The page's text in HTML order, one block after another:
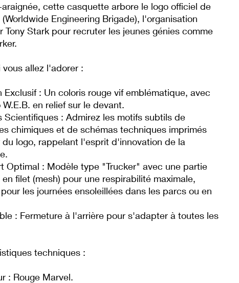
araignée, cette casquette arbore le logo officiel de
(Worldwide Engineering Brigade), l'organisation
Tony Stark pour recruter les jeunes génies comme
vous allez l'adorer :
Exclusif : Un coloris rouge vif emblématique, avec
W.E.B. en relief sur le devant.
Scientifiques : Admirez les motifs subtils de
chimiques et de schémas techniques imprimés
du logo, rappelant l'esprit d'innovation de la
Optimal : Modèle type "Trucker" avec une partie
en filet (mesh) pour une respirabilité maximale,
les journées ensoleillées dans les parcs ou en
: Fermeture à l'arrière pour s'adapter à toutes les
techniques :
: Rouge Marvel.